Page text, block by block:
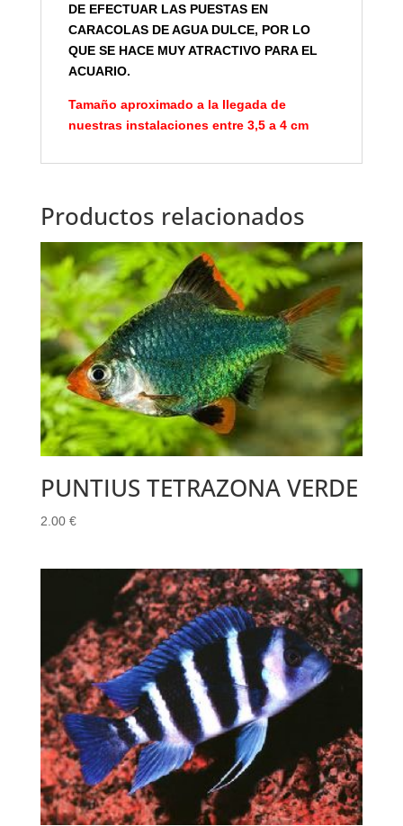
DE EFECTUAR LAS PUESTAS EN
CARACOLAS DE AGUA DULCE, POR LO
QUE SE HACE MUY ATRACTIVO PARA EL
ACUARIO.
Tamaño aproximado a la llegada de
nuestras instalaciones entre 3,5 a 4 cm
Productos relacionados
PUNTIUS TETRAZONA VERDE
2.00 €